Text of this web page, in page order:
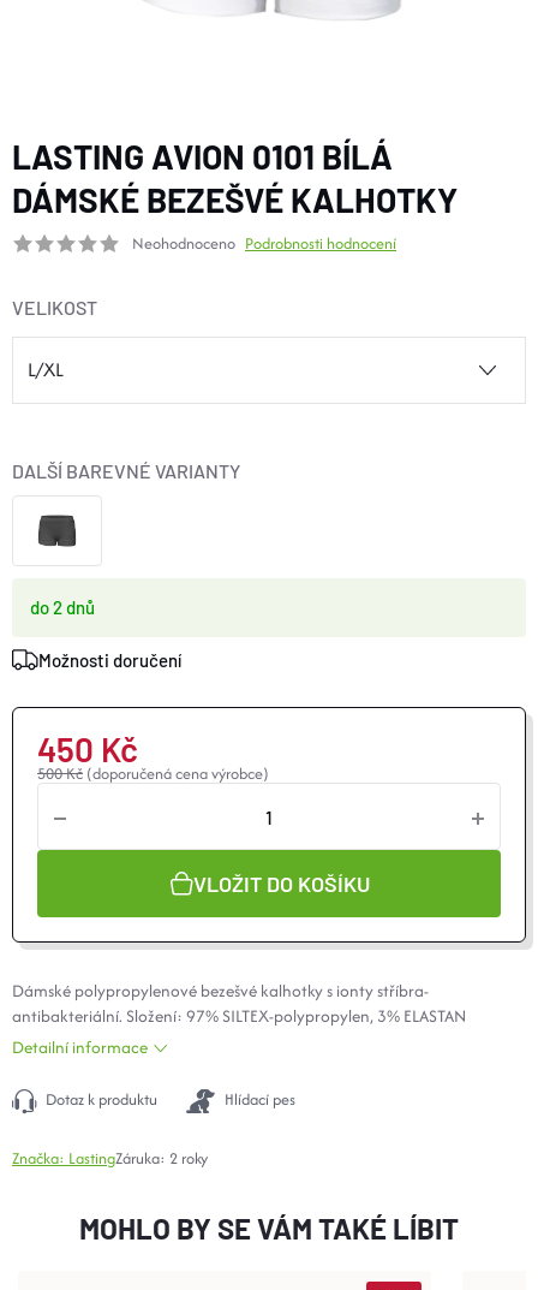
VYBAVENÍ
CYKLISTIKA
Doprava a platba
Reklamace
O nás
LASTING AVION 0101 BÍLÁ
DÁMSKÉ BEZEŠVÉ KALHOTKY
Neohodnoceno Podrobnosti hodnocení
VELIKOST
do 2 dnů
DALŠÍ BAREVNÉ VARIANTY
Možnosti doručení
500 Kč (doporučená cena výrobce)
450 Kč
VLOŽIT DO KOŠÍKU
Dámské polypropylenové bezešvé kalhotky s ionty stříbra-
antibakteriální. Složení: 97% SILTEX-polypropylen, 3% ELASTAN
Detailní informace
Dotaz k produktu Hlídací pes
Značka: LastingZáruka: 2 roky
MOHLO BY SE VÁM TAKÉ LÍBIT